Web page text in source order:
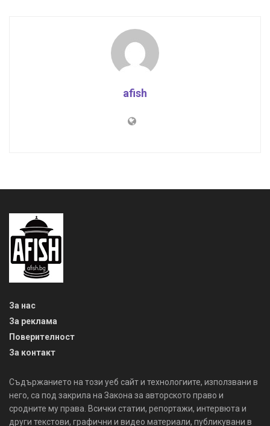
afish
За нас
За реклама
Поверителност
За контакт
Съдържанието на този уеб сайт и технологиите, използвани в
него, са под закрила на Закона за авторското право и
сродните му права. Всички статии, репортажи, интервюта и
други текстови, графични и видео материали, публикувани в